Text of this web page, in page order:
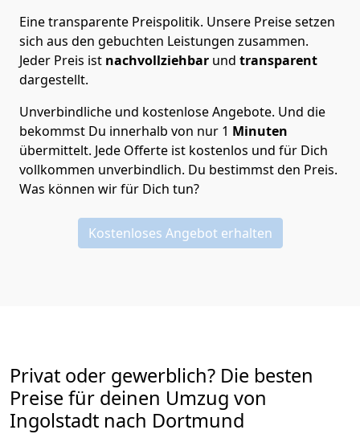
Eine transparente Preispolitik. Unsere Preise setzen
sich aus den gebuchten Leistungen zusammen.
Jeder Preis ist nachvollziehbar und transparent
dargestellt.
Unverbindliche und kostenlose Angebote. Und die
bekommst Du innerhalb von nur 1 Minuten
übermittelt. Jede Offerte ist kostenlos und für Dich
vollkommen unverbindlich. Du bestimmst den Preis.
Was können wir für Dich tun?
Kostenloses Angebot erhalten
Privat oder gewerblich? Die besten
Preise für deinen Umzug von
Ingolstadt nach Dortmund